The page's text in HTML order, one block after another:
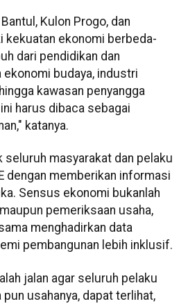
Kulon Progo, dan
kekuatan ekonomi berbeda-
dari pendidikan dan
budaya, industri
kawasan penyangga
harus dibaca sebagai
katanya.
seluruh masyarakat dan pelaku
dengan memberikan informasi
Sensus ekonomi bukanlah
pemeriksaan usaha,
menghadirkan data
pembangunan lebih inklusif.
jalan agar seluruh pelaku
usahanya, dapat terlihat,